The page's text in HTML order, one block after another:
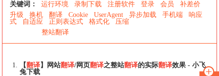
关键词： 运行环境 录制下载 注册软件 登录 会员
补差价
升级
换机 翻译 Cookie UserAgent 异步加载 手机端
响应
式
自适应 正则表达式 格式化
压缩
整站翻译
【翻译】网站翻译/网页翻译之整站翻译的实际翻译效果 - 小飞
兔下载